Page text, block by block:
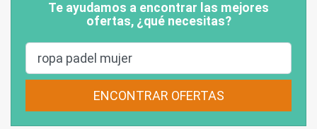
Te ayudamos a encontrar las mejores
ofertas, ¿qué necesitas?
ENCONTRAR OFERTAS